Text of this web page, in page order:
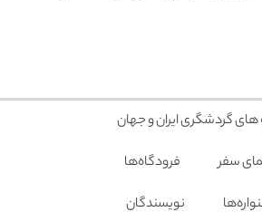
های گردشگری ایران و جهان
سفر
فرودگاه‌ها
نویسندگان